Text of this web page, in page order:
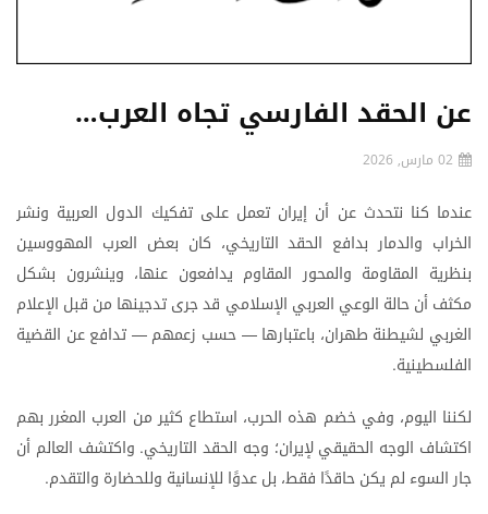
عن الحقد الفارسي تجاه العرب…
02 مارس, 2026
عندما كنا نتحدث عن أن إيران تعمل على تفكيك الدول العربية ونشر
الخراب والدمار بدافع الحقد التاريخي، كان بعض العرب المهووسين
بنظرية المقاومة والمحور المقاوم يدافعون عنها، وينشرون بشكل
مكثفأنحالة الوعي العربي الإسلامي قدجرىتدجينها من قبل الإعلام
الغربي لشيطنة طهران، باعتبارها — حسب زعمهم — تدافععن القضية
الفلسطينية.
لكننا اليوم، وفي خضم هذه الحرب، استطاع كثير من العرب المغرر بهم
اكتشاف الوجه الحقيقيلإيران؛ وجه الحقد التاريخي. واكتشف العالم أن
جارالسوء لم يكنحاقدًا فقط، بلعدوًا للإنسانية وللحضارة والتقدم.